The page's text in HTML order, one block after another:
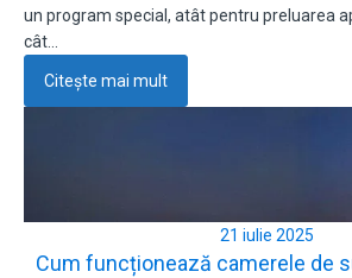
un program special, atât pentru preluarea
cât…
Citește mai mult
21 iulie 2025
Cum funcționează camerele de